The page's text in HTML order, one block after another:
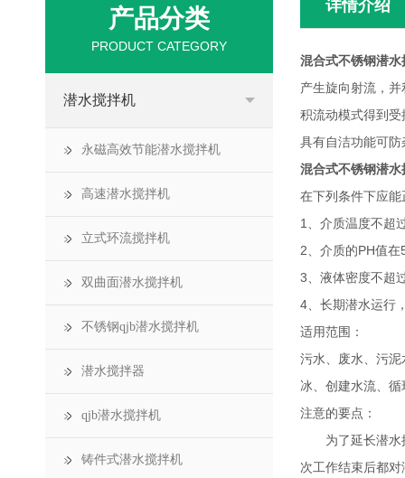
详情介绍
混合式不锈钢潜水
产生旋向射流，
积流动模式得到
具有自洁功能可
混合式不锈钢潜水
在下列条件下应
1、介质温度不超
2、介质的PH值在
3、液体密度不超
4、长期潜水运行
适用范围：
污水、废水、污
冰、创建水流、循
注意的要点：
为了延长潜水搅
次工作结束后都
产品分类
PRODUCT CATEGORY
潜水搅拌机
永磁高效节能潜水搅拌机
高速潜水搅拌机
立式环流搅拌机
双曲面潜水搅拌机
不锈钢qjb潜水搅拌机
潜水搅拌器
qjb潜水搅拌机
铸件式潜水搅拌机